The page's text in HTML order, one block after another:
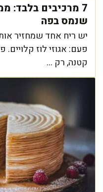
7 מרכיבים בלבד:
שנמס בפה
יש ריח אחד שמחזיר
פעם: אגוזי לוז
קטנה, רק ...